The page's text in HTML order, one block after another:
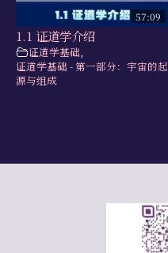
57:09
1.1 证道学介绍
证道学基础,
证道学基础 - 第一部分：宇宙的起
源与组成